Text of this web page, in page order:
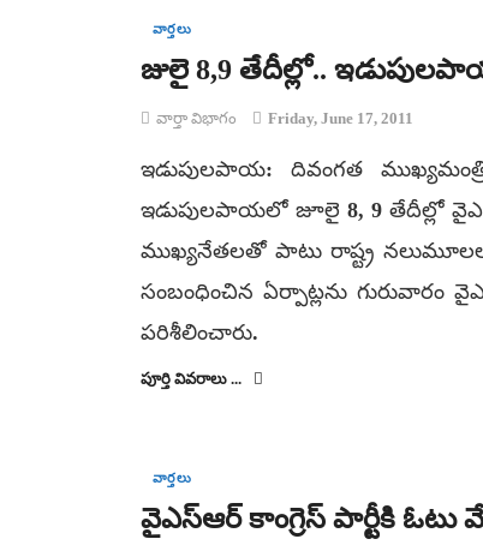
వార్తలు
జులై 8,9 తేదీల్లో..
వార్తా విభాగం Friday, June 17, 2011
ఇడుపులపాయ: దివంగత
ఇడుపులపాయలో జూలై 8, 9 తేదీల్లో
ముఖ్యనేతలతో పాటు రాష్ట్ర
సంబంధించిన ఏర్పాట్లను గురువారం
పరిశీలించారు.
పూర్తి వివరాలు ...
వార్తలు
వైఎస్ఆర్ కాంగ్రెస్ పార్టీకి ఓటు